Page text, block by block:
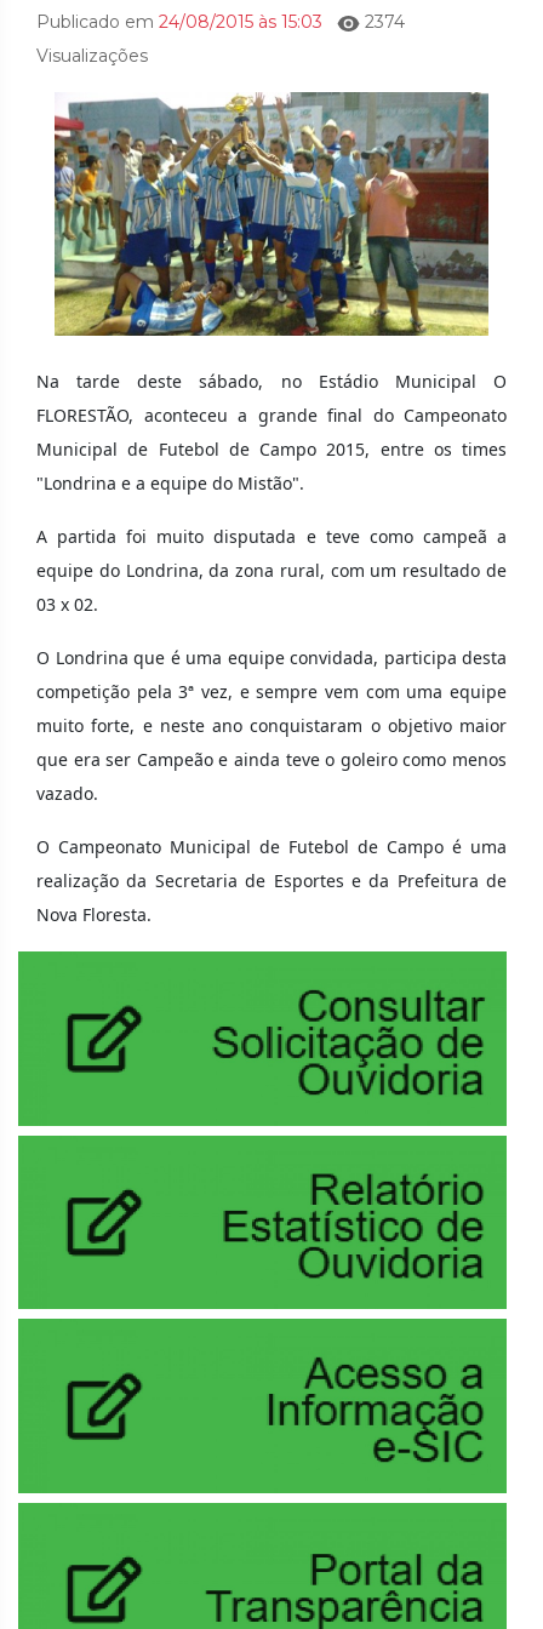
Publicado em 24/08/2015 às 15:03
2374
Visualizações
Na tarde deste sábado, no Estádio Municipal O
FLORESTÃO, aconteceu a grande final do Campeonato
Municipal de Futebol de Campo 2015, entre os times
"Londrina e a equipe do Mistão".
A partida foi muito disputada e teve como campeã a
equipe do Londrina, da zona rural, com um resultado de
03 x 02.
O Londrina que é uma equipe convidada, participa desta
competição pela 3ª vez, e sempre vem com uma equipe
muito forte, e neste ano conquistaram o objetivo maior
que era ser Campeão e ainda teve o goleiro como menos
vazado.
O Campeonato Municipal de Futebol de Campo é uma
realização da Secretaria de Esportes e da Prefeitura de
Nova Floresta.